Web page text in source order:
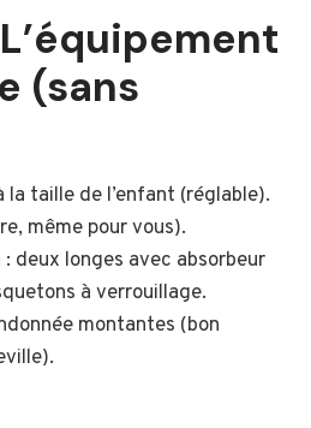
(sans
la taille de l’enfant (réglable).
même pour vous).
deux longes avec absorbeur
à verrouillage.
montantes (bon